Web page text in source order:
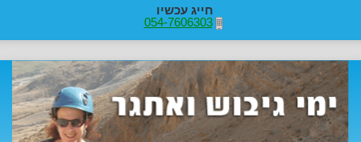
חייג עכשיו
054-7606303